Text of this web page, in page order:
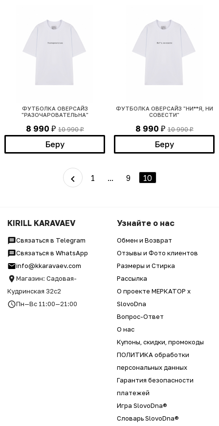
ФУТБОЛКА ОВЕРСАЙЗ
"РАЗОЧАРОВАТЕЛЬНА"
8 990 ₽ 10 990₽
Беру
ФУТБОЛКА ОВЕРСАЙЗ "НИ**Я, НИ
СОВЕСТИ"
8 990 ₽ 10 990₽
Беру
1 ... 9 10
KIRILL KARAVAEV
Связаться в Telegram
Связаться в WhatsApp
info@kkaravaev.com
Магазин: Садовая-
Кудринская 32с2
Пн—Вс 11:00—21:00
Узнайте о нас
Обмен и Возврат
Отзывы и Фото клиентов
Размеры и Стирка
Рассылка
О проекте МЕРКАТОР x
SlovoDna
Вопрос-Ответ
О нас
Купоны, скидки, промокоды
ПОЛИТИКА обработки
персональных данных
Гарантия безопасности
платежей
Игра SlovoDna®
Словарь SlovoDna®